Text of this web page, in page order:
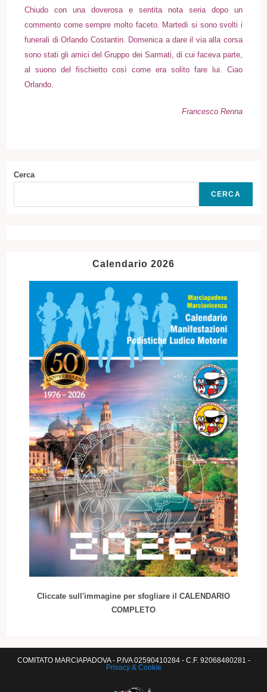
Chiudo con una doverosa e sentita nota seria dopo un
commento come sempre molto faceto. Martedì si sono svolti i
funerali di Orlando Costantin. Domenica a dare il via alla corsa
sono stati gli amici del Gruppo dei Sarmati , di cui faceva parte,
al suono del fischietto così come era solito fare lui. Ciao
Orlando.
Francesco Renna
Cerca
CERCA
Calendario 2026
Cliccate sull'immagine per sfogliare il CALENDARIO
COMPLETO
COMITATO MARCIAPADOVA - P.IVA 02590410284 - C.F. 92068480281 -
Privacy & Cookie